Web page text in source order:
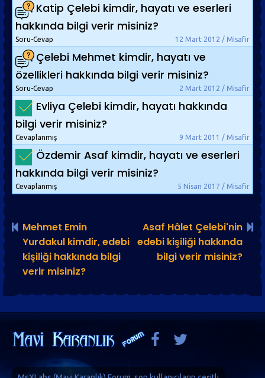
Katip Çelebi kimdir, hayatı ve eserleri
hakkında bilgi verir misiniz?
12 Mart 2012 / Misafir
Soru-Cevap
Çelebi Mehmet kimdir, hayatı ve
özellikleri hakkında bilgi verir misiniz?
2 Mart 2012 / Misafir
Soru-Cevap
Evliya Çelebi kimdir, hayatı hakkında
bilgi verir misiniz?
9 Mart 2011 / Misafir
Cevaplanmış
Özdemir Asaf kimdir, hayatı ve eserleri
hakkında bilgi verir misiniz?
5 Nisan 2017 / Misafir
Cevaplanmış
Mehmet Emin
Yurdakul kimdir, edebi
kişiliği hakkında bilgi
verir misiniz?
Asaf Hâlet Çelebi'nin
edebi kişiliği hakkında
bilgi verir misiniz?